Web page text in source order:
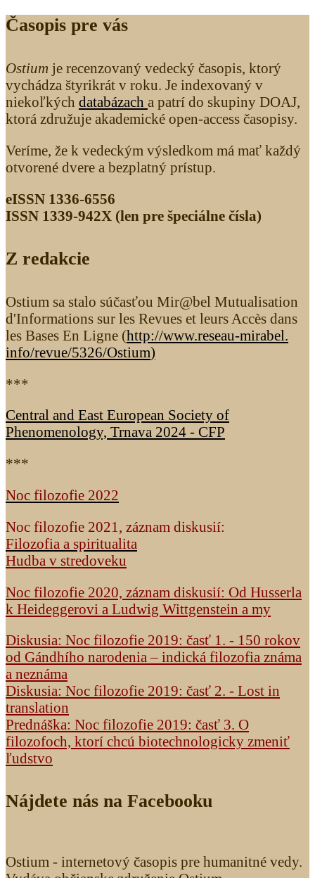
Časopis pre vás
Ostium je recenzovaný vedecký časopis, ktorý
vychádza štyrikrát v roku. Je indexovaný v
niekoľkých databázach a patrí do skupiny DOAJ,
ktorá združuje akademické open-access časopisy.
Veríme, že k vedeckým výsledkom má mať každý
otvorené dvere a bezplatný prístup.
eISSN 1336-6556
ISSN 1339­-942X (len pre špeciálne čísla)
Z redakcie
Ostium sa stalo súčasťou Mir@bel Mutualisation
d'Informations sur les Revues et leurs Accès dans
les Bases En Ligne (http://www.reseau-mirabel.
info/revue/5326/Ostium)
***
Central and East European Society of
Phenomenology, Trnava 2024 - CFP
***
Noc filozofie 2022
Noc filozofie 2021, záznam diskusií:
Filozofia a spiritualita
Hudba v stredoveku
Noc filozofie 2020, záznam diskusií: Od Husserla
k Heideggerovi a Ludwig Wittgenstein a my
Diskusia: Noc filozofie 2019: časť 1. - 150 rokov
od Gándhího narodenia – indická filozofia známa
a neznáma
Diskusia: Noc filozofie 2019: časť 2. - Lost in
translation
Prednáška: Noc filozofie 2019: časť 3. O
filozofoch, ktorí chcú biotechnologicky zmeniť
ľudstvo
Nájdete nás na Facebooku
Ostium - internetový časopis pre humanitné vedy.